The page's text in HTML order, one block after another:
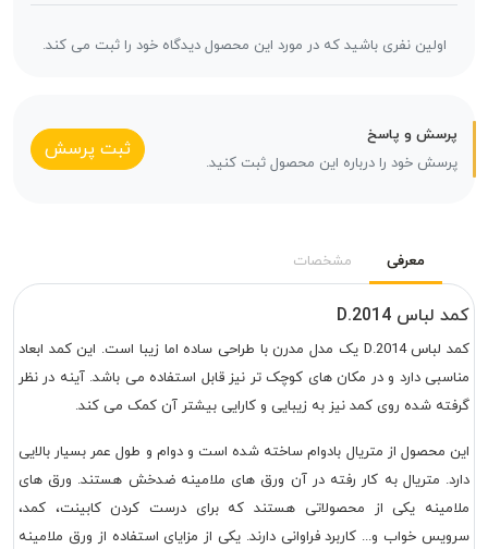
اولین نفری باشید که در مورد این محصول دیدگاه خود را ثبت می کند.
پرسش و پاسخ
پرسش خود را درباره این محصول ثبت کنید.
ثبت پرسش
معرفی مشخصات
کمد لباس D.2014
کمد لباس D.2014 یک مدل مدرن با طراحی ساده اما زیبا است. این کمد ابعاد
مناسبی دارد و در مکان های کوچک تر نیز قابل استفاده می باشد. آینه در نظر
گرفته شده روی کمد نیز به زیبایی و کارایی بیشتر آن کمک می کند.
این محصول از متریال بادوام ساخته شده است و دوام و طول عمر بسیار بالایی
دارد. متریال به کار رفته در آن ورق های ملامینه ضدخش هستند. ورق های
ملامینه یکی از محصولاتی هستند که برای درست کردن کابینت، کمد،
سرویس خواب و... کاربرد فراوانی دارند. یکی از مزایای استفاده از ورق ملامینه